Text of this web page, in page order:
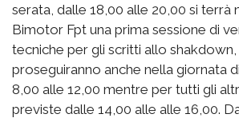
serata, dalle 18,00 alle 20,00 si terrà
Bimotor Fpt una prima sessione di
tecniche per gli scritti allo shakdown,
proseguiranno anche nella giornata
8,00 alle 12,00 mentre per tutti gli
previste dalle 14,00 alle alle 16,00.